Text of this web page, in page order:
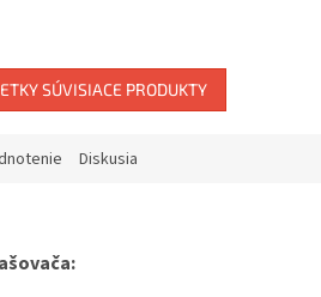
SÚVISIACE PRODUKTY
Diskusia